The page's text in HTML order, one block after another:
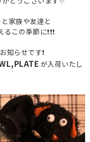
家族や友達と
の季節に❗️❗️❗️
知らせです❗️
が入荷いたし